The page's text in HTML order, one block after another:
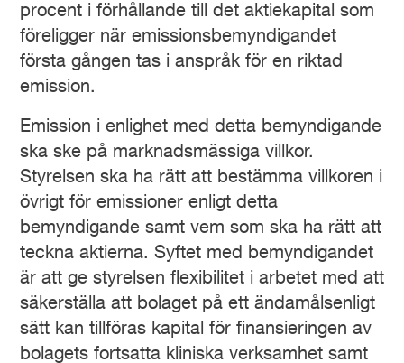
procent i förhållande till det aktiekapital som
föreligger när emissionsbemyndigandet
första gången tas i anspråk för en riktad
emission.
Emission i enlighet med detta bemyndigande
ska ske på marknadsmässiga villkor.
Styrelsen ska ha rätt att bestämma villkoren i
övrigt för emissioner enligt detta
bemyndigande samt vem som ska ha rätt att
teckna aktierna. Syftet med bemyndigandet
är att ge styrelsen flexibilitet i arbetet med att
säkerställa att bolaget på ett ändamålsenligt
sätt kan tillföras kapital för finansieringen av
bolagets fortsatta kliniska verksamhet samt